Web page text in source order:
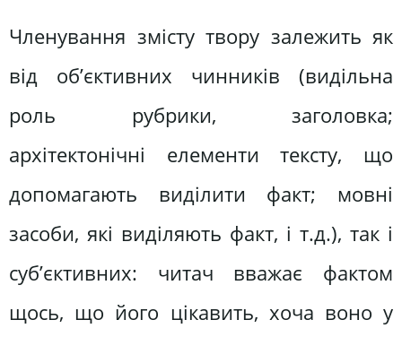
Членування змісту твору залежить як
від об’єктивних чинників (видільна
роль рубрики, заголовка;
архітектонічні елементи тексту, що
допомагають виділити факт; мовні
засоби, які виділяють факт, і т.д.), так і
суб’єктивних: читач вважає фактом
щось, що його цікавить, хоча воно у